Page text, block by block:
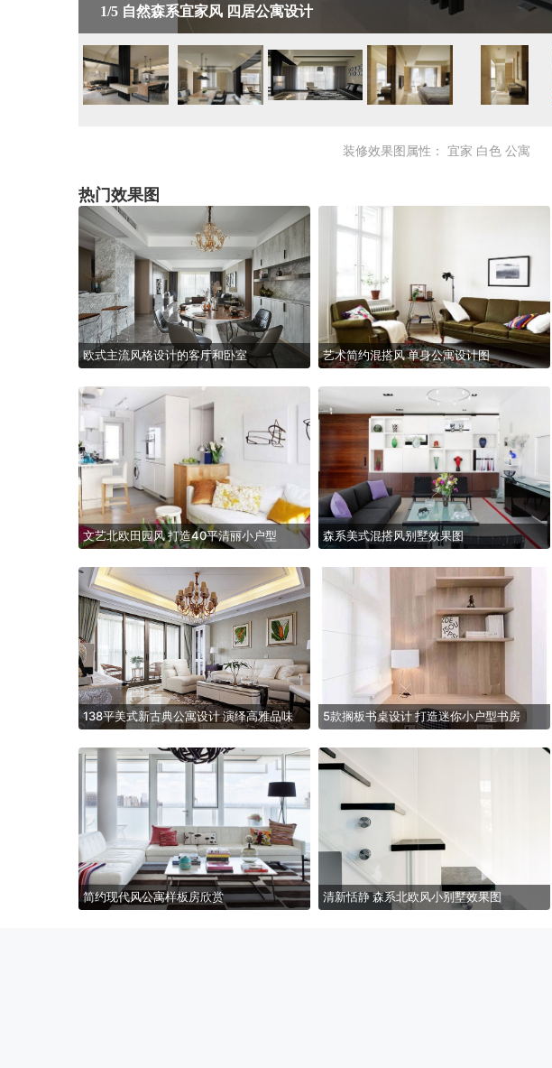
1/5 自然森系宜家风 四居公寓设计
装修效果图属性： 宜家 白色 公寓
热门效果图
欧式主流风格设计的客厅和卧室 艺术简约混搭风 单身公寓设计图
文艺北欧田园风 打造40平清丽小户型 森系美式混搭风别墅效果图
138平美式新古典公寓设计 演绎高雅品味 5款搁板书桌设计 打造迷你小户型书房
简约现代风公寓样板房欣赏 清新恬静 森系北欧风小别墅效果图